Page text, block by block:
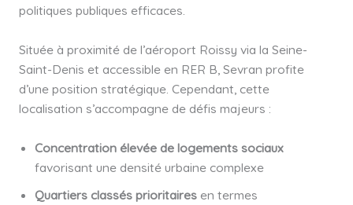
politiques publiques efficaces.
Située à proximité de l’aéroport Roissy via la Seine-
Saint-Denis et accessible en RER B, Sevran profite
d’une position stratégique. Cependant, cette
localisation s’accompagne de défis majeurs :
Concentration élevée de logements sociaux
favorisant une densité urbaine complexe
Quartiers classés prioritairesen termes